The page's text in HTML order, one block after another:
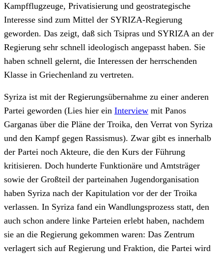
Kampfflugzeuge, Privatisierung und geostrategische
Interesse sind zum Mittel der SYRIZA-Regierung
geworden. Das zeigt, daß sich Tsipras und SYRIZA an der
Regierung sehr schnell ideologisch angepasst haben. Sie
haben schnell gelernt, die Interessen der herrschenden
Klasse in Griechenland zu vertreten.
Syriza ist mit der Regierungsübernahme zu einer anderen
Partei geworden (Lies hier ein Interview mit Panos
Garganas über die Pläne der Troika, den Verrat von Syriza
und den Kampf gegen Rassismus). Zwar gibt es innerhalb
der Partei noch Akteure, die den Kurs der Führung
kritisieren. Doch hunderte Funktionäre und Amtsträger
sowie der Großteil der parteinahen Jugendorganisation
haben Syriza nach der Kapitulation vor der der Troika
verlassen. In Syriza fand ein Wandlungsprozess statt, den
auch schon andere linke Parteien erlebt haben, nachdem
sie an die Regierung gekommen waren: Das Zentrum
verlagert sich auf Regierung und Fraktion, die Partei wird